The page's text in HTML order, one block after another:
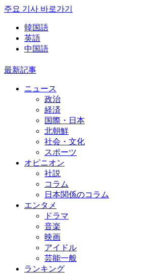
주요 기사 바로가기
韓国語
英語
中国語
最新記事
ニュース
政治
経済
国際・日本
北朝鮮
社会・文化
スポーツ
オピニオン
社説
コラム
日本関係のコラム
エンタメ
ドラマ
音楽
映画
アイドル
芸能一般
ランキング